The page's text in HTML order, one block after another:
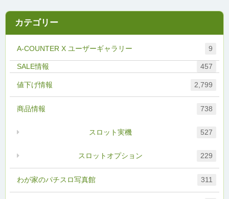
カテゴリー
A-COUNTER X ユーザーギャラリー 9
457
わが家のパチスロ写真館 311
値下げ情報 2,799
商品情報 738
スロットオプション 229
スロット実機 527